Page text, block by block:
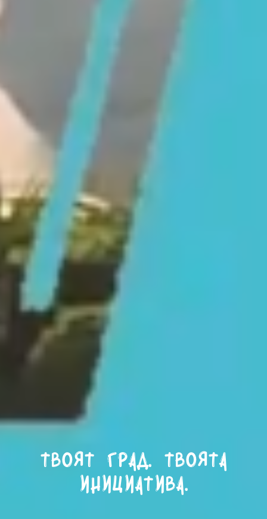
Твоят град. Твоята
инициатива.